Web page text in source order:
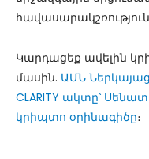
Կարդացեք ավելին
մասին. ԱՄՆ
CLARITY ակտը՝
կրիպտո օրինագիծը։